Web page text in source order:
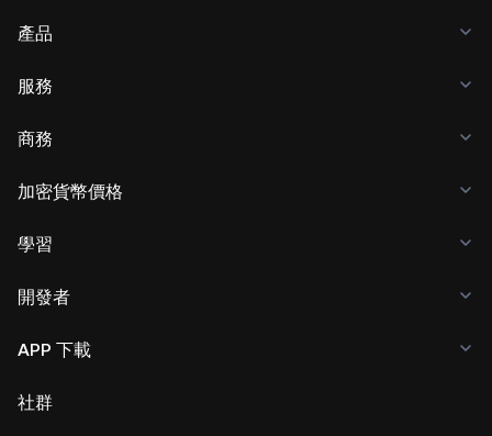
產品
服務
商務
加密貨幣價格
學習
開發者
APP 下載
社群